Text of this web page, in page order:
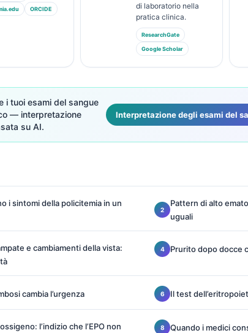
ORCIDE
di laboratorio nella
pratica clinica.
ResearchGate
Google Scholar
i tuoi esami del sangue
— interpretazione
su AI.
Interpretazione degli esami del
i sintomi della policitemia in un
Pattern di alto
uguali
e cambiamenti della vista:
Prurito dopo docce
cambia l’urgenza Il test
l’indizio che l’EPO non
Quando i medici